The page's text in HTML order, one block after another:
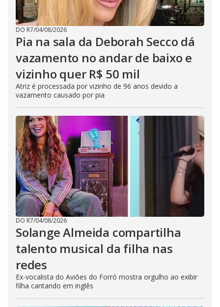
DO R7/04/08/2026
Pia na sala da Deborah Secco dá
vazamento no andar de baixo e
vizinho quer R$ 50 mil
Atriz é processada por vizinho de 96 anos devido a
vazamento causado por pia
DO R7/04/08/2026
Solange Almeida compartilha
talento musical da filha nas
redes
Ex-vocalista do Aviões do Forró mostra orgulho ao exibir
filha cantando em inglês